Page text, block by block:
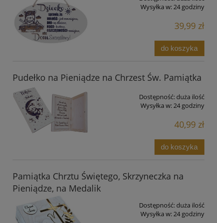
Wysyłka w:24 godziny
39,99 zł
do koszyka
Pudełko na Pieniądze na Chrzest Św. Pamiątka
Dostępność:duża ilość
Wysyłka w:24 godziny
40,99 zł
do koszyka
Pamiątka Chrztu Świętego, Skrzyneczka na
Pieniądze, na Medalik
Dostępność:duża ilość
Wysyłka w:24 godziny